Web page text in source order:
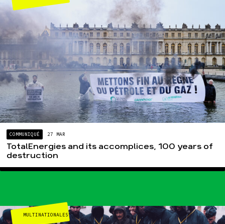
COMMUNIQUÉ 27 MAR
TotalEnergies and its accomplices, 100 years of
destruction
MULTINATIONALES